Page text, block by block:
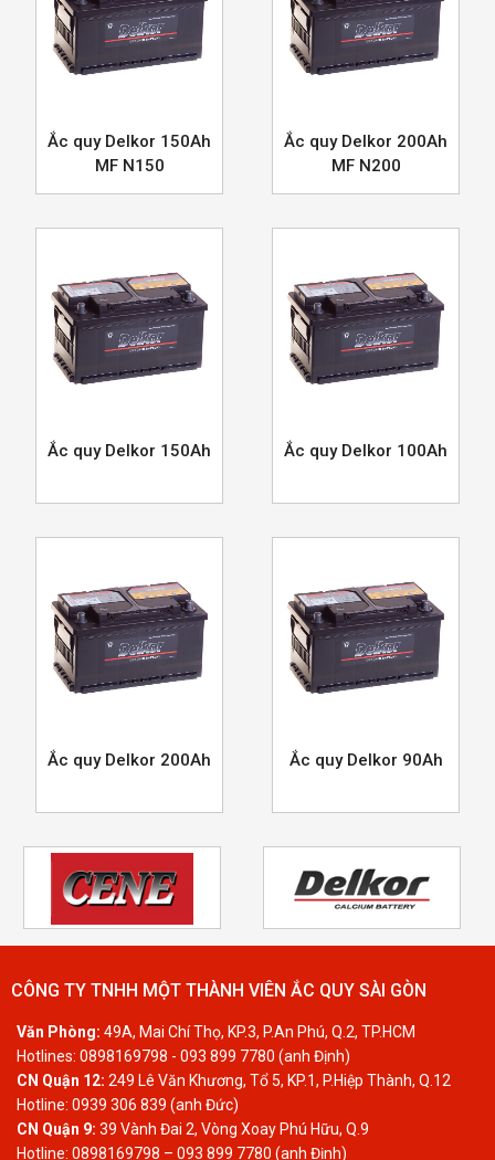
Ắc quy Delkor 150Ah
MF N150
Ắc quy Delkor 200Ah
MF N200
Ắc quy Delkor 150Ah Ắc quy Delkor 100Ah
Ắc quy Delkor 200Ah Ắc quy Delkor 90Ah
CÔNG TY TNHH MỘT THÀNH VIÊN ẮC QUY SÀI GÒN
Văn Phòng: 49A, Mai Chí Thọ, KP.3, P.An Phú, Q.2, TP.HCM
Hotlines: 0898169798 - 093 899 7780 (anh Định)
CN Quận 12: 249 Lê Văn Khương, Tổ 5, KP.1, P.Hiệp Thành, Q.12
Hotline: 0939 306 839 (anh Đức)
CN Quận 9: 39 Vành Đai 2, Vòng Xoay Phú Hữu, Q.9
Hotline: 0898169798 – 093 899 7780 (anh Định)